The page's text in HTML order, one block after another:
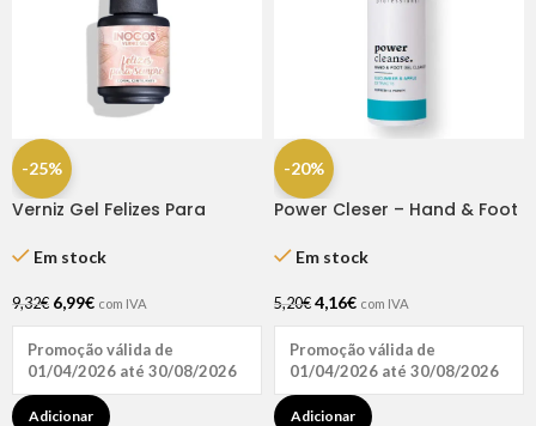
-25%
Verniz Gel Felizes Para
Em stock
9,32€ 6,99€ com IVA
Promoção válida de
01/04/2026 até 30/08/2026
Adicionar
-20%
Power Cleser – Hand & Foot
Em stock
5,20€ 4,16€ com IVA
Promoção válida de
01/04/2026 até 30/08/2026
Adicionar